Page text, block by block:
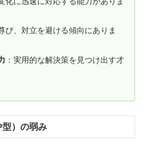
び、対立を避ける傾向にありま
：実用的な解決策を見つけ出す才
型）の弱み